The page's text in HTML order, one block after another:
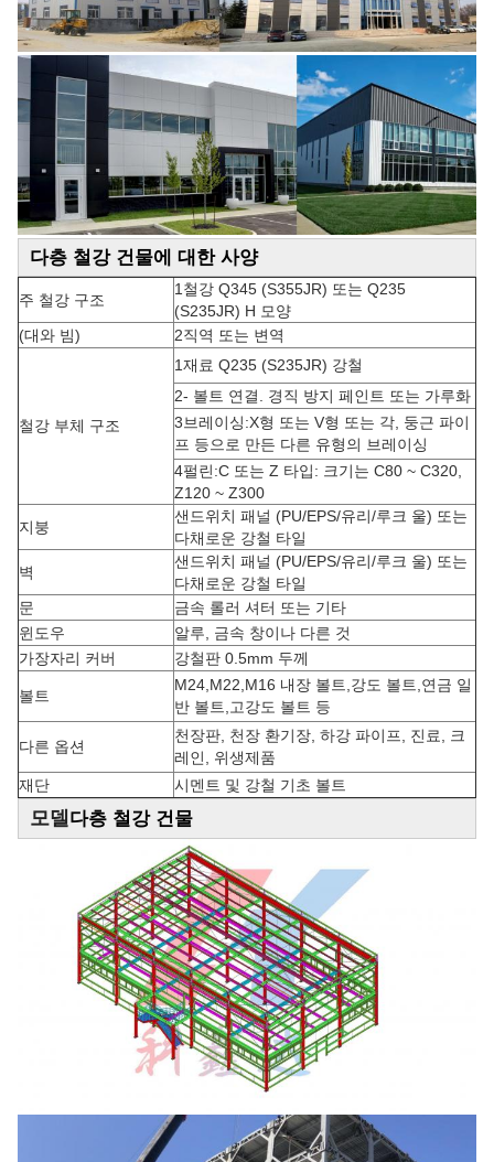
다층 철강 건물에 대한 사양
주 철강 구조
1철강 Q345 (S355JR) 또는 Q235
(S235JR) H 모양
(대와 빔)
2직역 또는 변역
철강 부체 구조
1재료 Q235 (S235JR) 강철
2- 볼트 연결. 경직 방지 페인트 또는 가루화
3브레이싱:X형 또는 V형 또는 각, 둥근 파이
프 등으로 만든 다른 유형의 브레이싱
4펄린:C 또는 Z 타입: 크기는 C80 ~ C320,
Z120 ~ Z300
지붕
샌드위치 패널 (PU/EPS/유리/루크 울) 또는
다채로운 강철 타일
벽
샌드위치 패널 (PU/EPS/유리/루크 울) 또는
다채로운 강철 타일
문
금속 롤러 셔터 또는 기타
윈도우
알루, 금속 창이나 다른 것
가장자리 커버
강철판 0.5mm 두께
볼트
M24,M22,M16 내장 볼트,강도 볼트,연금 일
반 볼트,고강도 볼트 등
다른 옵션
천장판, 천장 환기장, 하강 파이프, 진료, 크
레인, 위생제품
재단
시멘트 및 강철 기초 볼트
모델다층 철강 건물